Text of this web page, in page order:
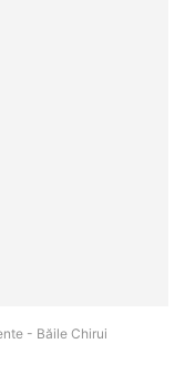
- Băile Chirui